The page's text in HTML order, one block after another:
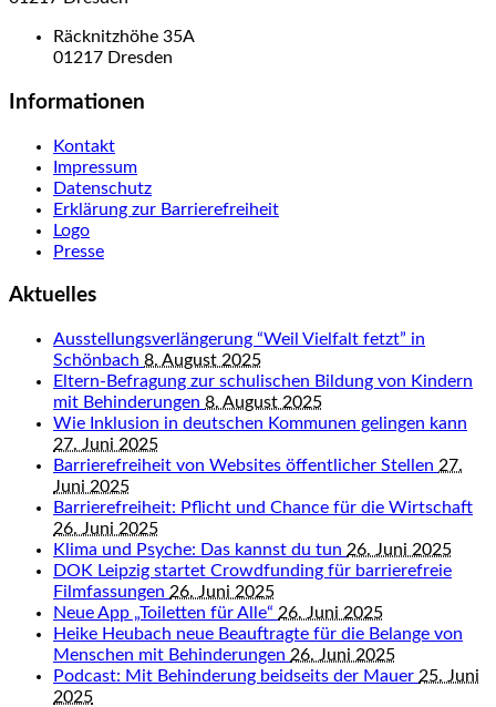
Räcknitzhöhe 35A
01217 Dresden
Informationen
Kontakt
Impressum
Datenschutz
Erklärung zur Barrierefreiheit
Logo
Presse
Aktuelles
Ausstellungsverlängerung “Weil Vielfalt fetzt” in
Schönbach 8. August 2025
Eltern-Befragung zur schulischen Bildung von Kindern
mit Behinderungen 8. August 2025
Wie Inklusion in deutschen Kommunen gelingen kann
27. Juni 2025
Barrierefreiheit von Websites öffentlicher Stellen 27.
Juni 2025
Barrierefreiheit: Pflicht und Chance für die Wirtschaft
26. Juni 2025
Klima und Psyche: Das kannst du tun 26. Juni 2025
DOK Leipzig startet Crowdfunding für barrierefreie
Filmfassungen 26. Juni 2025
Neue App „Toiletten für Alle“ 26. Juni 2025
Heike Heubach neue Beauftragte für die Belange von
Menschen mit Behinderungen 26. Juni 2025
Podcast: Mit Behinderung beidseits der Mauer 25. Juni
2025